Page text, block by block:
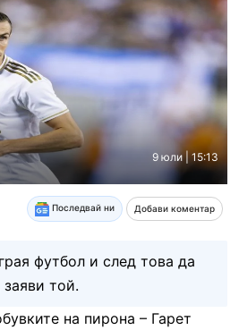
9 юли | 15:13
Последвай ни Добави коментар
футбол и след това да
той.
на пирона – Гарет